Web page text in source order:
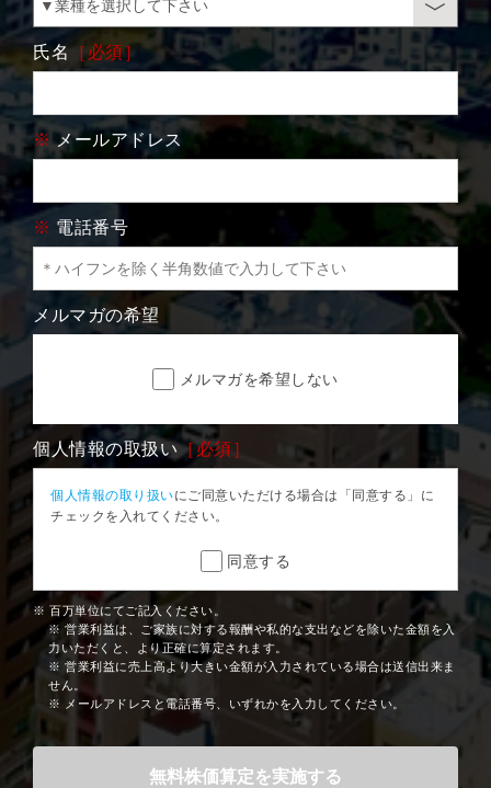
氏名［必須］
※ メールアドレス
※ 電話番号
メルマガの希望
メルマガを希望しない
個人情報の取扱い［必須］
個人情報の取り扱いにご同意いただける場合は「同意する」に
チェックを入れてください。
同意する
※ 百万単位にてご記入ください。
※ 営業利益は、ご家族に対する報酬や私的な支出などを除いた金額を入
力いただくと、より正確に算定されます。
※ 営業利益に売上高より大きい金額が入力されている場合は送信出来ま
せん。
※ メールアドレスと電話番号、いずれかを入力してください。